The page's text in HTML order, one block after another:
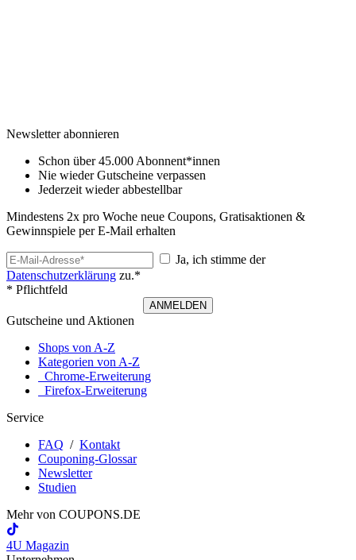
Newsletter abonnieren
Schon über 45.000 Abonnent*innen
Nie wieder Gutscheine verpassen
Jederzeit wieder abbestellbar
Mindestens 2x pro Woche neue Coupons, Gratisaktionen &
Gewinnspiele per E-Mail erhalten
Ja, ich stimme der
Datenschutzerklärung zu.*
* Pflichtfeld
ANMELDEN
Gutscheine und Aktionen
Shops von A-Z
Kategorien von A-Z
Chrome-Erweiterung
Firefox-Erweiterung
Service
FAQ / Kontakt
Couponing-Glossar
Newsletter
Studien
Mehr von COUPONS.DE
4U Magazin